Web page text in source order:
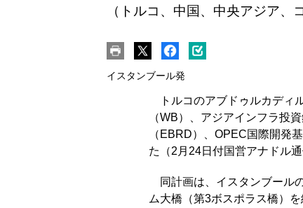
（トルコ、中国、中央アジア、
イスタンブール発
トルコのアブドゥルカディ
（WB）、アジアインフラ投
（EBRD）、OPEC国際開発
た（2月24日付国営アナドル通
同計画は、イスタンブール
ム大橋（第3ボスポラス橋）